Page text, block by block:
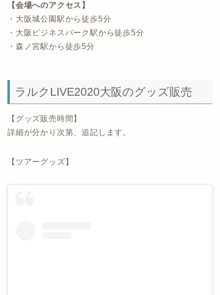
【会場へのアクセス】
・大阪城公園駅から徒歩5分
・大阪ビジネスパーク駅から徒歩5分
・森ノ宮駅から徒歩5分
ラルクLIVE2020大阪のグッズ販売
【グッズ販売時間】
詳細が分かり次第、追記します。
【ツアーグッズ】